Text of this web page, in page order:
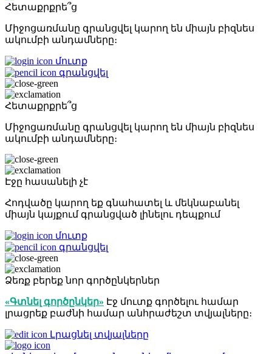
Հետաքրքրե՞ց
Միջոցառմանը գրանցվել կարող են միայն բիզնես
ակումբի անդամները։
մուտք
գրանցվել
Հետաքրքրե՞ց
Միջոցառմանը գրանցվել կարող են միայն բիզնես
ակումբի անդամները։
Էջը հասանելի չէ
Հոդվածը կարող եք գնահատել և մեկնաբանել
միայն կայքում գրանցված լինելու դեպքում
մուտք
գրանցվել
Ձեռք բերեք նոր գործընկերներ
«Գտնել գործընկեր» Էջ մուտք գործելու համար
լրացրեք բաժնի համար անհրաժեշտ տվյալները։
Լրացնել տվյալները